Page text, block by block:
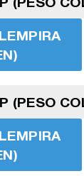
(PESO